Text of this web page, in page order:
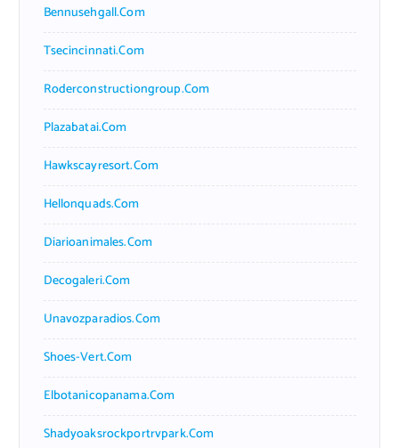
Bennusehgall.com
Tsecincinnati.com
Roderconstructiongroup.com
Plazabatai.com
Hawkscayresort.com
Hellonquads.com
Diarioanimales.com
Decogaleri.com
Unavozparadios.com
Shoes-Vert.com
Elbotanicopanama.com
Shadyoaksrockportrvpark.com